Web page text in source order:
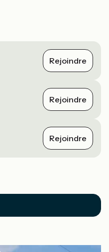
Rejoindre
Rejoindre
Rejoindre